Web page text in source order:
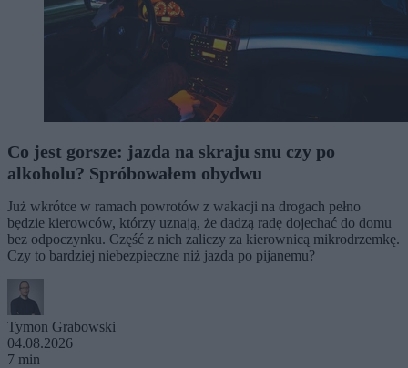
Co jest gorsze: jazda na skraju snu czy po
alkoholu? Spróbowałem obydwu
Już wkrótce w ramach powrotów z wakacji na drogach pełno
będzie kierowców, którzy uznają, że dadzą radę dojechać do domu
bez odpoczynku. Część z nich zaliczy za kierownicą mikrodrzemkę.
Czy to bardziej niebezpieczne niż jazda po pijanemu?
Tymon Grabowski
04.08.2026
7 min